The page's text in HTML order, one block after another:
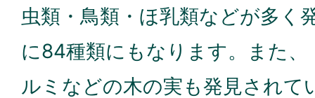
虫類・鳥類・ほ乳類などが多く
に84種類にもなります。また
ルミなどの木の実も発見されて